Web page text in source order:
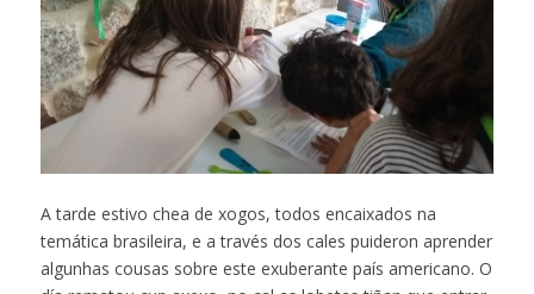
A tarde estivo chea de xogos, todos encaixados na
temática brasileira, e a través dos cales puideron aprender
algunhas cousas sobre este exuberante país americano. O